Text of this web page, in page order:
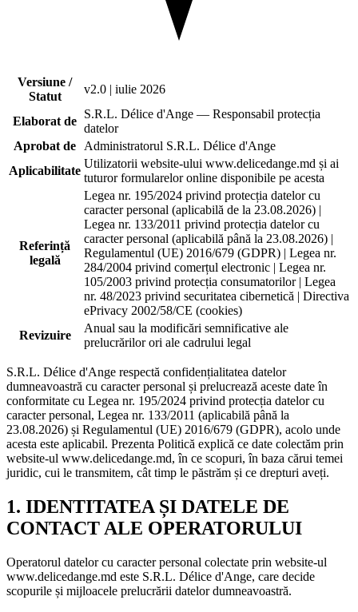
Versiune /
Statut
v2.0 | iulie 2026
Elaborat de
S.R.L. Délice d'Ange — Responsabil protecția
datelor
Aprobat de
Administratorul S.R.L. Délice d'Ange
Aplicabilitate
Utilizatorii website-ului www.delicedange.md și ai
tuturor formularelor online disponibile pe acesta
Referință
legală
Legea nr. 195/2024 privind protecția datelor cu
caracter personal (aplicabilă de la 23.08.2026) |
Legea nr. 133/2011 privind protecția datelor cu
caracter personal (aplicabilă până la 23.08.2026) |
Regulamentul (UE) 2016/679 (GDPR) | Legea nr.
284/2004 privind comerțul electronic | Legea nr.
105/2003 privind protecția consumatorilor | Legea
nr. 48/2023 privind securitatea cibernetică | Directiva
ePrivacy 2002/58/CE (cookies)
Revizuire
Anual sau la modificări semnificative ale
prelucrărilor ori ale cadrului legal
S.R.L. Délice d'Ange respectă confidențialitatea datelor
dumneavoastră cu caracter personal și prelucrează aceste date în
conformitate cu Legea nr. 195/2024 privind protecția datelor cu
caracter personal, Legea nr. 133/2011 (aplicabilă până la
23.08.2026) și Regulamentul (UE) 2016/679 (GDPR), acolo unde
acesta este aplicabil. Prezenta Politică explică ce date colectăm prin
website-ul www.delicedange.md, în ce scopuri, în baza cărui temei
juridic, cui le transmitem, cât timp le păstrăm și ce drepturi aveți.
1. IDENTITATEA ȘI DATELE DE
CONTACT ALE OPERATORULUI
Operatorul datelor cu caracter personal colectate prin website-ul
www.delicedange.md este S.R.L. Délice d'Ange, care decide
scopurile și mijloacele prelucrării datelor dumneavoastră.